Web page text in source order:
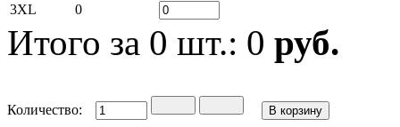
3XL
0
Итого за 0 шт.: 0 руб.
Количество: